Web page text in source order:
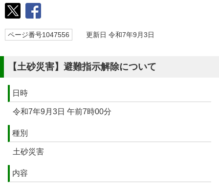
ページ番号1047556 更新日 令和7年9月3日
【土砂災害】避難指示解除について
日時
令和7年9月3日 午前7時00分
種別
土砂災害
内容